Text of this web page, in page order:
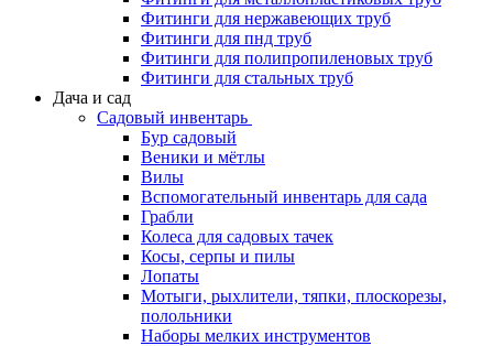
Фитинги для нержавеющих труб
Фитинги для пнд труб
Фитинги для полипропиленовых труб
Фитинги для стальных труб
Дача и сад
Садовый инвентарь
Бур садовый
Веники и мётлы
Вилы
Вспомогательный инвентарь для сада
Грабли
Колеса для садовых тачек
Косы, серпы и пилы
Лопаты
Мотыги, рыхлители, тяпки, плоскорезы,
полольники
Наборы мелких инструментов